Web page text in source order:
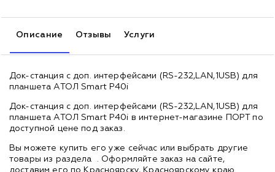
Описание Отзывы Услуги
Док-станция с доп. интерфейсами (RS-232,LAN,1USB) для
планшета АТОЛ Smart P40i
Док-станция с доп. интерфейсами (RS-232,LAN,1USB) для
планшета АТОЛ Smart P40i в интернет-магазине ПОРТ по
доступной цене под заказ.
Вы можете купить его уже сейчас или выбрать другие
товары из раздела . Оформляйте заказ на сайте,
доставим его по Красноярску, Красноярскому краю